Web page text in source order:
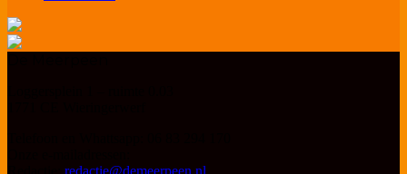
redactie@demeerpeen.nl